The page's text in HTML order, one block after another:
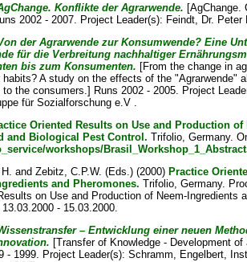
Konflikte der Agrarwende. [AgChange.
2002 - 2007. Project Leader(s): Feindt, Dr. Peter
der Agrarwende zur Konsumwende? Eine
für die Verbreitung nachhaltiger
bis zum Konsumenten. [From the change in
habits? A study on the effects of the "Agrarwende"
to the consumers.] Runs 2002 - 2005. Project
für Sozialforschung e.V .
Oriented Results on Use and Production
and Biological Pest Control. Trifolio, Germany.
workshops/
andZebitz, C.P.W. (Eds.) (2000) Practice
and Pheromones. Trifolio, Germany.
on Use and Production of Neem-Ingredients
- 15.03.2000.
– Entwicklung einer neuen
[Transfer of Knowledge - Development
- 1999. Project Leader(s):Schramm, Engelbert,